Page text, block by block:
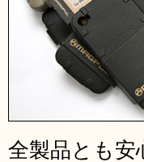
全製品とも安